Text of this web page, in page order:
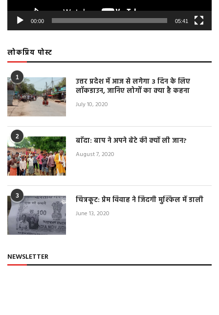
00:00 05:41
लोकप्रिय पोस्ट
1
उत्तर प्रदेश में आज से लगेगा 3 दिन के लिए
लॉकडाउन, जानिए लोगों का क्या है कहना
July 10, 2020
2 बाँदा: बाप ने अपने बेटे की क्यों ली जान?
August 7, 2020
3 चित्रकूट: प्रेम विवाह ने जिंदगी मुश्किल में डाली
June 13, 2020
NEWSLETTER